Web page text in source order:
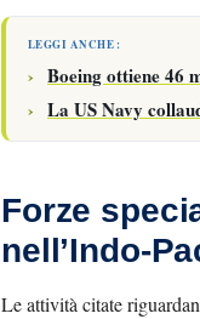
LEGGI ANCHE :
Boeing ottiene 46
La US Navy
Forze
nell’Indo-
Le attività citate